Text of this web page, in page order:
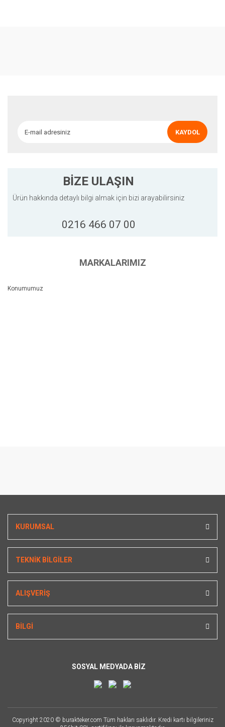
KAYDOL
BİZE ULAŞIN
Ürün hakkında detaylı bilgi almak için bizi arayabilirsiniz
0216 466 07 00
MARKALARIMIZ
Konumumuz
KURUMSAL
TEKNİK BİLGİLER
ALIŞVERİŞ
BİLGİ
SOSYAL MEDYADA BİZ
Copyright 2020 © burakteker.com Tüm hakları saklıdır. Kredi kartı bilgileriniz